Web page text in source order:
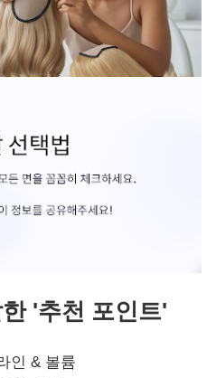
'추천 포인트'
인 & 볼륨